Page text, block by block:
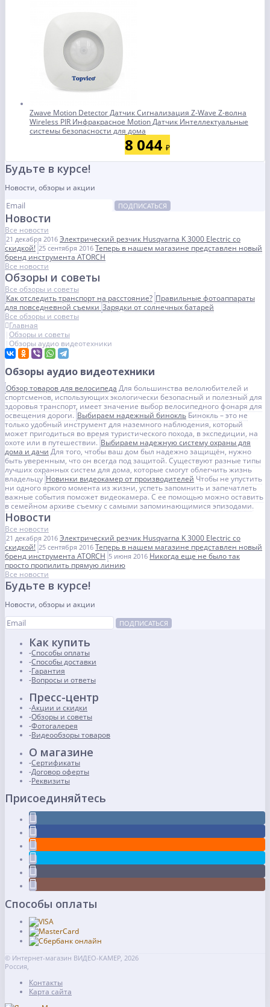
Zwave Motion Detector Датчик Сигнализация Z-Wave Z-волна
Wireless PIR Инфракрасное Motion Датчик Интеллектуальные
системы безопасности для дома
8 044 ₽
Будьте в курсе!
Новости, обзоры и акции
ПОДПИСАТЬСЯ
Новости
Все новости
21 декабря 2016 Электрический резчик Husqvarna K 3000 Electric со
скидкой! 25 сентября 2016 Теперь в нашем магазине представлен новый
бренд инструмента ATORCH
Все новости
Обзоры и советы
Все обзоры и советы
Как отследить транспорт на расстояние? Правильные фотоаппараты
для повседневной съемкиЗарядки от солнечных батарей
Все обзоры и советы
Главная
Обзоры и советы
Обзоры аудио видеотехники
Обзоры аудио видеотехники
Обзор товаров для велосипеда Для большинства велолюбителей и
спортсменов, использующих экологически безопасный и полезный для
здоровья транспорт, имеет значение выбор велосипедного фонаря для
освещения дороги. Выбираем надежный бинокльБинокль – это не
только удобный инструмент для наземного наблюдения, который
может пригодиться во время туристического похода, в экспедиции, на
охоте или в путешествии.Выбираем надежную систему охраны для
дома и дачи Для того, чтобы ваш дом был надежно защищён, нужно
быть уверенным, что он всегда под защитой. Существуют разные типы
лучших охранных систем для дома, которые смогут облегчить жизнь
владельцу Новинки видеокамер от производителейЧтобы не упустить
ни одного яркого момента из жизни, успеть запомнить и запечатлеть
важные события поможет видеокамера. С ее помощью можно оставить
в семейном архиве съемку с самыми запоминающимися эпизодами.
Новости
Все новости
21 декабря 2016 Электрический резчик Husqvarna K 3000 Electric со
скидкой! 25 сентября 2016 Теперь в нашем магазине представлен новый
бренд инструмента ATORCH 5 июня 2016 Никогда еще не было так
просто пропилить прямую линию
Все новости
Будьте в курсе!
Новости, обзоры и акции
ПОДПИСАТЬСЯ
Как купить
Способы оплаты
Способы доставки
Гарантия
Вопросы и ответы
Пресс-центр
Акции и скидки
Обзоры и советы
Фотогалерея
Видеообзоры товаров
О магазине
Сертификаты
Договор оферты
Реквизиты
Присоединяйтесь
Способы оплаты
© Интернет-магазин ВИДЕО-КАМЕР, 2026
Россия,
Контакты
Карта сайта